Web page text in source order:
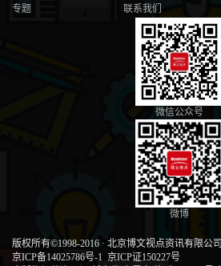
专题
联系我们
微信公众号
微博
版权所有©1998-2016 · 北京博文视点资讯有限公司
京ICP备14025786号-1 京ICP证150227号